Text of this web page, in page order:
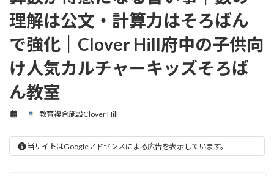
理解は公文・計算力はそろばん
で強化｜Clover Hill府中の子供向
け人気カルチャーキッズそろば
ん教室
教育複合施設Clover Hill
当サイトはGoogleアドセンスによる広告を表示しています。